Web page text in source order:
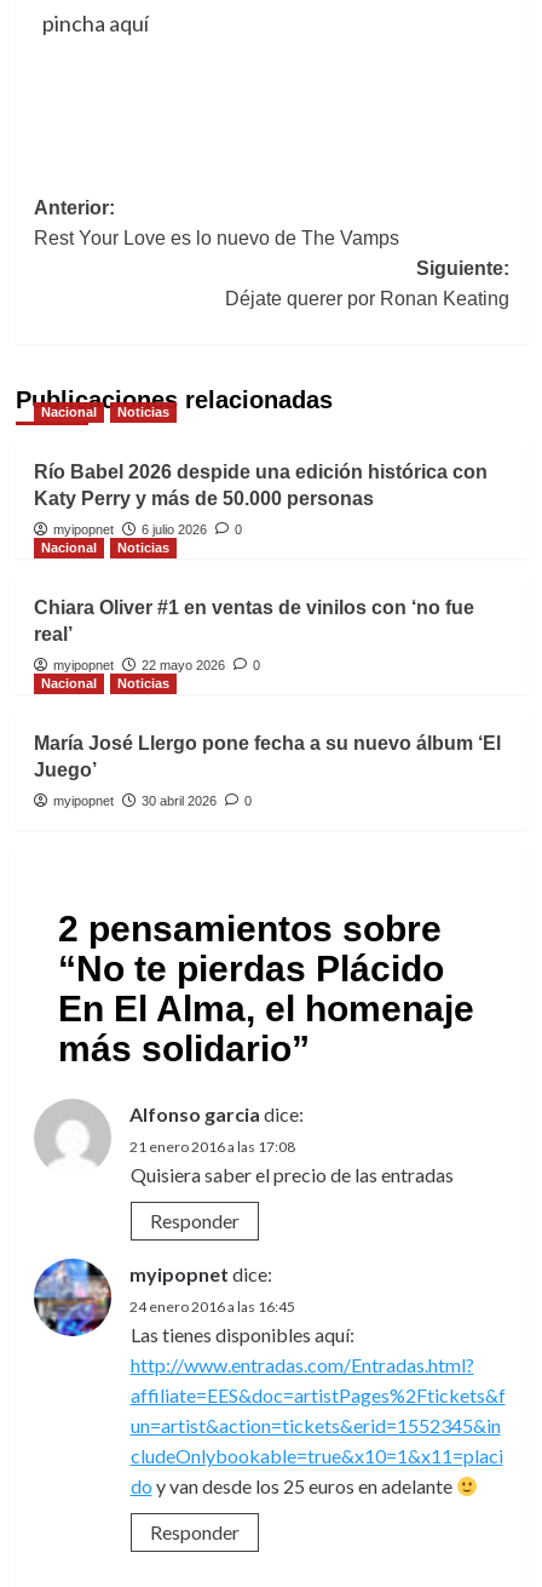
pincha aquí
Navegación
de
Anterior:
Rest Your Love es lo nuevo de The Vamps
Siguiente:
Déjate querer por Ronan Keating
Publicaciones relacionadas
Nacional Noticias
Río Babel 2026 despide una edición histórica con
Katy Perry y más de 50.000 personas
myipopnet 6 julio 2026
0
Nacional
Noticias
Chiara Oliver #1 en ventas de vinilos con ‘no fue
real’
myipopnet 22 mayo 2026
0
Nacional
Noticias
María José Llergo pone fecha a su nuevo álbum ‘El
Juego’
myipopnet 30 abril 2026 0
2 pensamientos sobre
“No te pierdas Plácido
En El Alma, el homenaje
más solidario”
Alfonso garcia dice:
21 enero 2016 a las 17:08
Quisiera saber el precio de las entradas
Responder
myipopnet dice:
24 enero 2016 a las 16:45
Las tienes disponibles aquí:
http://www.entradas.com/Entradas.html?
affiliate=EES&doc=artistPages%2Ftickets&f
un=artist&action=tickets&erid=1552345&in
cludeOnlybookable=true&x10=1&x11=placi
do y van desde los 25 euros en adelante
Responder